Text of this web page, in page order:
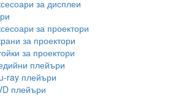
за дисплеи
за проектори
за проектори
за проектори
плейъри
ray плейъри
плейъри